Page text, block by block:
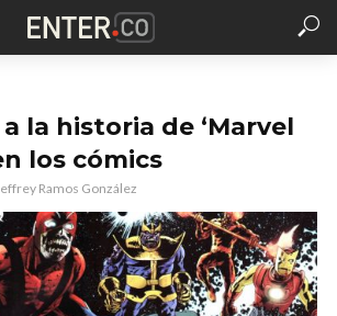
la historia de ‘Marvel
los cómics
Ramos González